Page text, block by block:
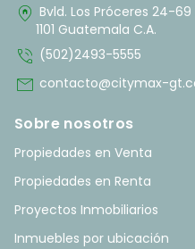
home_pin Bvld. Los Próceres 24-69
1101 Guatemala C.A.
phone_in_talk (502)2493-5555
mail contacto@citymax-
Sobre nosotros
Propiedades en Venta
Propiedades en Renta
Proyectos Inmobiliarios
Inmuebles por ubicación